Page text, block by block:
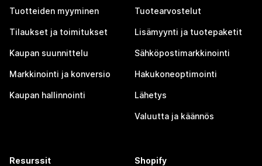
Tuotteiden myyminen
Tilaukset ja toimitukset
Kaupan suunnittelu
Markkinointi ja konversio
Kaupan hallinnointi
Tuotearvostelut
Lisämyynti ja tuotepaketit
Sähköpostimarkkinointi
Hakukoneoptimointi
Lähetys
Valuutta ja käännös
Resurssit Shopify